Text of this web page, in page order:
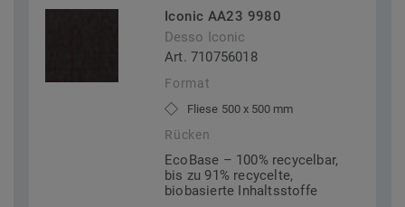
Iconic AA23 9980
Desso Iconic
Art. 710756018
Format
Fliese 500 x 500 mm
Rücken
EcoBase – 100% recycelbar,
bis zu 91% recycelte,
biobasierte Inhaltsstoffe